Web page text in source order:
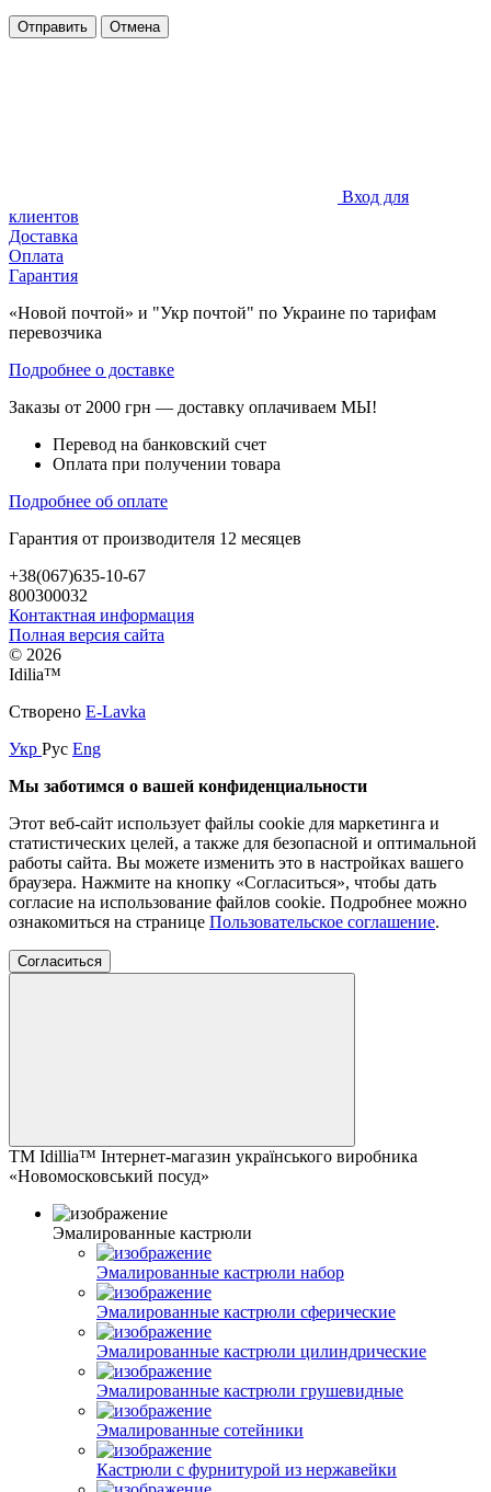
Отправить Отмена
Вход для
клиентов
Доставка
Оплата
Гарантия
«Новой почтой» и "Укр почтой" по Украине по тарифам
перевозчика
Подробнее о доставке
Заказы от 2000 грн — доставку оплачиваем МЫ!
Перевод на банковский счет
Оплата при получении товара
Подробнее об оплате
Гарантия от производителя 12 месяцев
+38(067)635-10-67
800300032
Контактная информация
Полная версия сайта
© 2026
Idilia™️
Створено E-Lavka
Укр Рус Eng
Мы заботимся о вашей конфиденциальности
Этот веб-сайт использует файлы cookie для маркетинга и
статистических целей, а также для безопасной и оптимальной
работы сайта. Вы можете изменить это в настройках вашего
браузера. Нажмите на кнопку «Согласиться», чтобы дать
согласие на использование файлов cookie. Подробнее можно
ознакомиться на странице Пользовательское соглашение.
Согласиться
ТМ Idillia™ Інтернет-магазин українського виробника
«Новомосковський посуд»
Эмалированные кастрюли
Эмалированные кастрюли набор
Эмалированные кастрюли сферические
Эмалированные кастрюли цилиндрические
Эмалированные кастрюли грушевидные
Эмалированные сотейники
Кастрюли с фурнитурой из нержавейки